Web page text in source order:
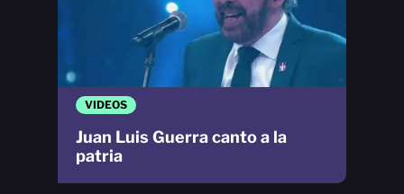
VIDEOS
Juan Luis Guerra canto a la
patria